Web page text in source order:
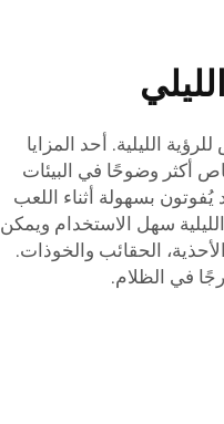
الليلية. أحد المزايا
أكثر وضوحًا في البيئات
بسهولة أثناء اللعب
سهل الاستخدام ويمكن
الحقائب والخوذات.
في الظلام.